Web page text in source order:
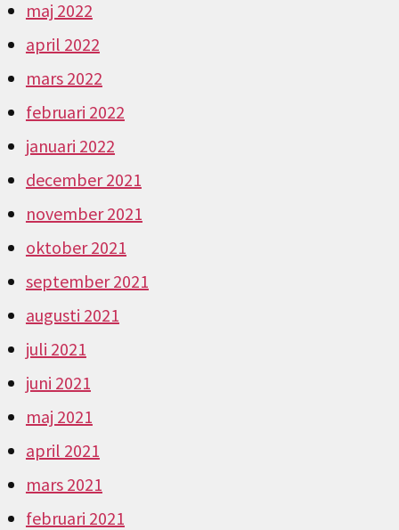
maj 2022
april 2022
mars 2022
februari 2022
januari 2022
december 2021
november 2021
oktober 2021
september 2021
augusti 2021
juli 2021
juni 2021
maj 2021
april 2021
mars 2021
februari 2021